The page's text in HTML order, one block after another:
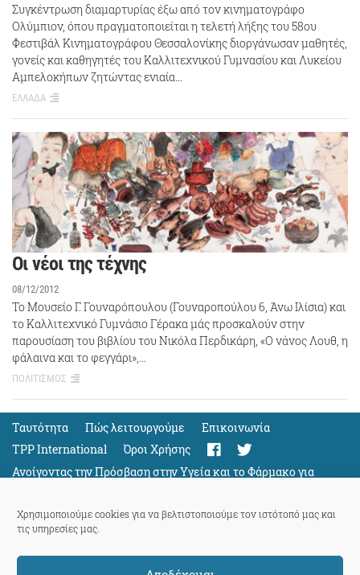
Χρησιμοποιούμε cookies για να βελτιστοποιούμε τον ιστότοπό μας και
τις υπηρεσίες μας.
Συγκέντρωση διαμαρτυρίας έξω από τον κινηματογράφο
Ολύμπιον, όπου πραγματοποιείται η τελετή λήξης του 58ου
Φεστιβάλ Κινηματογράφου Θεσσαλονίκης διοργάνωσαν μαθητές,
γονείς και καθηγητές του Καλλιτεχνικού Γυμνασίου και Λυκείου
Αμπελοκήπων ζητώντας ενιαία…
ΕΛΛΑΔΑ
Οι νέοι της τέχνης
08/12/2012
Το Μουσείο Γ. Γουναρόπουλου (Γουναροπούλου 6, Άνω Ιλίσια) και
το Καλλιτεχνικό Γυμνάσιο Γέρακα μάς προσκαλούν στην
παρουσίαση του βιβλίου του Νικόλα Περδικάρη, «Ο νάνος Λουθ, η
φάλαινα και το φεγγάρι»,…
ΠΟΛΙΤΙΣΜΟΣ
Ταυτότητα Πώς λειτουργούμε
Eπικοινωνία
TPP International
Όροι Χρήσης
Ανοίγοντας την Πρόσβαση στην Υγεία και το Φάρμακο για
Όλους
Support